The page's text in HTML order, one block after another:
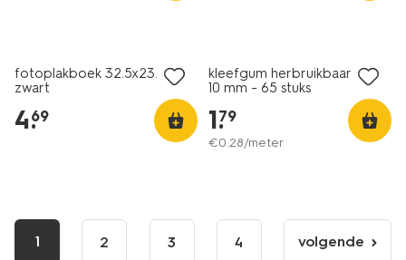
fotoplakboek 32.5x23.2
zwart
4.
69
kleefgum herbruikbaar 10 x
10 mm - 65 stuks
1.
79
€0.28/meter
1 2 3 4
volgende
volgende